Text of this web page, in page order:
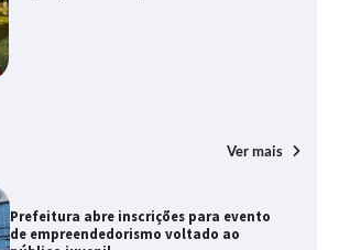
Ver mais
Prefeitura abre inscrições para evento
de empreendedorismo voltado ao